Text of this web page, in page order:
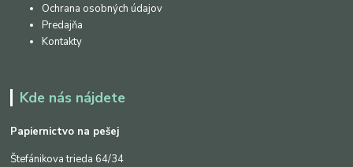
Ochrana osobných údajov
Predajňa
Kontakty
Kde nás nájdete
Papiernictvo na pešej
Štefánikova trieda 64/34